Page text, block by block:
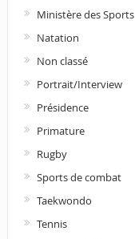
Ministère des Sports
Natation
Non classé
Portrait/Interview
Présidence
Primature
Rugby
Sports de combat
Taekwondo
Tennis